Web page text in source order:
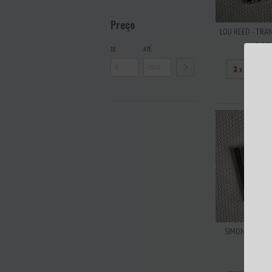
Preço
DE ATÉ
LOU REED -
3 x de
SIMON &
AND